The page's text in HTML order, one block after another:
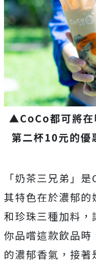
▲CoCo都可將在
第二杯10元的優
「奶茶三兄弟」
其特色在於濃郁
和珍珠三種加料，
你品嚐這款飲品時
的濃郁香氣，接